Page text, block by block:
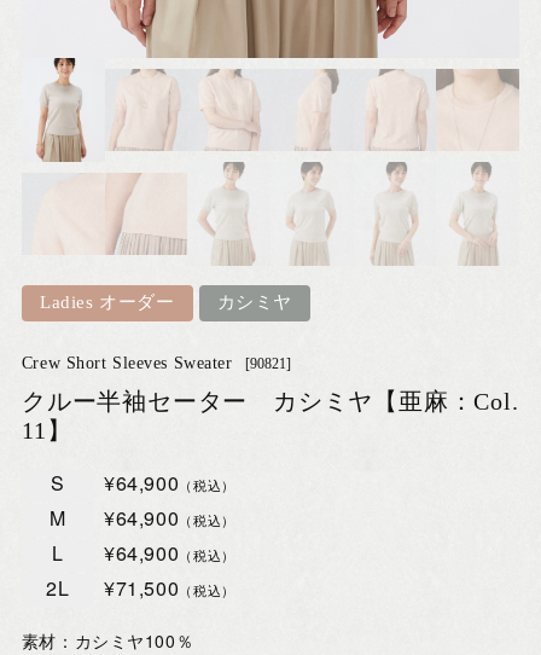
Ladies オーダー カシミヤ
Crew Short Sleeves Sweater [90821]
クルー半袖セーター カシミヤ【亜麻：Col.
11】
S ¥64,900 （税込）
M ¥64,900 （税込）
L ¥64,900 （税込）
2L ¥71,500 （税込）
素材：カシミヤ100％